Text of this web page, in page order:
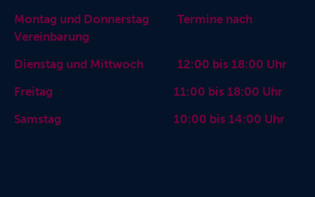
Montag und Donnerstag Termine nach
Vereinbarung
Dienstag und Mittwoch 12:00 bis 18:00 Uhr
Freitag 11:00 bis 18:00 Uhr
Samstag 10:00 bis 14:00 Uhr